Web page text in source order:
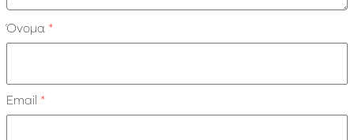
Όνομα *
Email *